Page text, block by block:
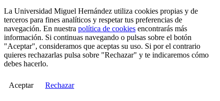
La Universidad Miguel Hernández utiliza cookies propias y de
terceros para fines analíticos y respetar tus preferencias de
navegación. En nuestra política de cookies encontrarás más
información. Si continuas navegando o pulsas sobre el botón
"Aceptar", consideramos que aceptas su uso. Si por el contrario
quieres rechazarlas pulsa sobre "Rechazar" y te indicaremos cómo
debes hacerlo.
Aceptar Rechazar